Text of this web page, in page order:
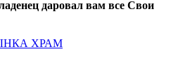
даровал вам все Свои
ХРАМ